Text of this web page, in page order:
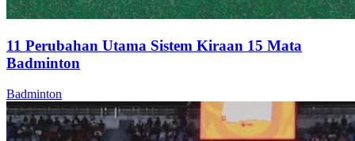
11 Perubahan Utama Sistem Kiraan 15 Mata
Badminton
Badminton